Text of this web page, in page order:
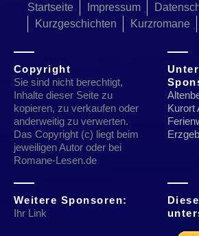
Startseite Impressum
Kurzgeschichten
Kurzromane
Copyright
Sie sind nicht berechtigt,
Inhalte dieser Seite zu
kopieren, zu verkaufen oder
anderweitig zu verwerten.
Das Copyright (c) liegt beim
jeweiligen Autor oder bei
Romane-Lesen.de
Kurort
Weitere Sponsoren:
Ihr Link